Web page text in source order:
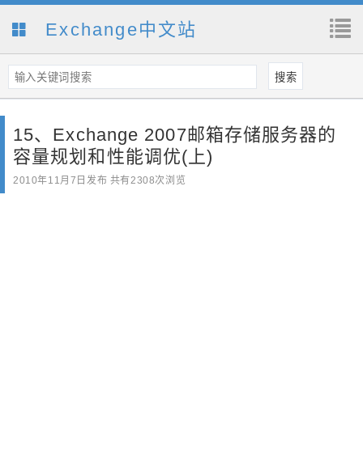
Exchange中文站
15、Exchange 2007邮箱存储服务器的
容量规划和性能调优(上)
2010年11月7日 发布 共有2308次浏览